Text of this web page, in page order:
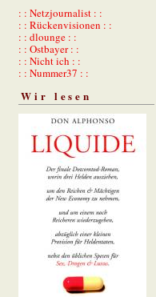
: : Netzjournalist : :
: : Rückenvisionen : :
: : dlounge : :
: : Ostbayer : :
: : Nicht ich : :
: : Nummer37 : :
Wir lesen